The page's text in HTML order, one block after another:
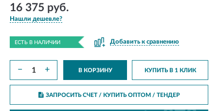
16 375 руб.
Нашли дешевле?
ЕСТЬ В НАЛИЧИИ Добавить к сравнению
− + В КОРЗИНУ КУПИТЬ В 1 КЛИК
ЗАПРОСИТЬ СЧЕТ / КУПИТЬ ОПТОМ/ ТЕНДЕР